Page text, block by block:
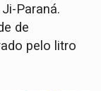
Paraná.
de
pelo litro